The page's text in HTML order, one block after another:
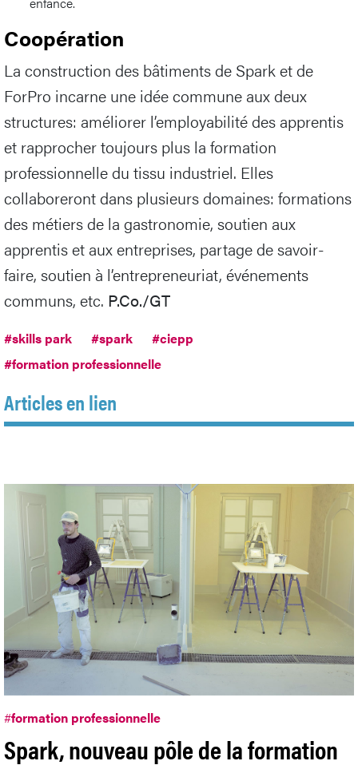
Coopération
La construction des bâtiments de Spark et de
ForPro incarne une idée commune aux deux
structures: améliorer l’employabilité des apprentis
et rapprocher toujours plus la formation
professionnelle du tissu industriel. Elles
collaboreront dans plusieurs domaines: formations
des métiers de la gastronomie, soutien aux
apprentis et aux entreprises, partage de savoir-
faire, soutien à l’entrepreneuriat, événements
communs, etc. P.Co./GT
#skills park #spark
#ciepp
#formation professionnelle
Articles en lien
#formation professionnelle
Spark, nouveau pôle de la formation